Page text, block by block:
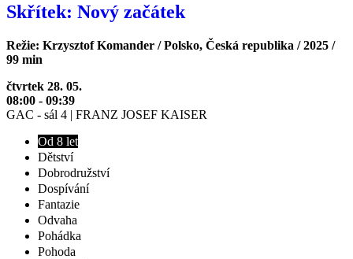
Skřítek: Nový začátek
Režie: Krzysztof Komander / Polsko, Česká republika / 2025 /
99 min
čtvrtek 28. 05.
08:00 - 09:39
GAC - sál 4 | FRANZ JOSEF KAISER
Od 8 let
Dětství
Dobrodružství
Dospívání
Fantazie
Odvaha
Pohádka
Pohoda